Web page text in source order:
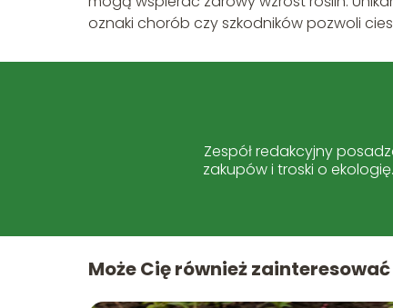
oznaki chorób czy szkodników pozwoli
Zespół redakcyjny
zakupów i troski o
Może Cię również zainteresować